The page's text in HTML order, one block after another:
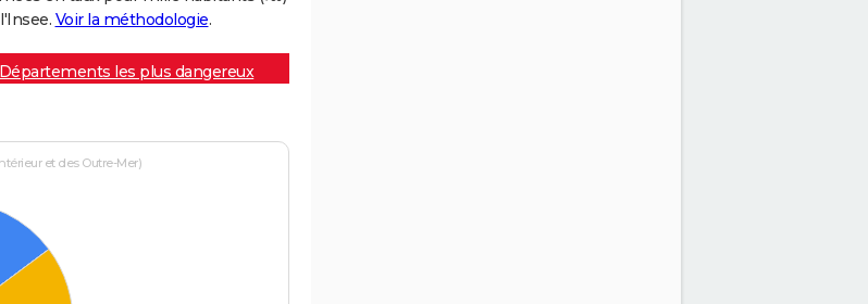
Voir la méthodologie.
Départements les plus dangereux
et des Outre-Mer)